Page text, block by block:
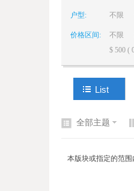
户型: 不限
价格区间: 不限
$ 500 (
List
全部主题
本版块或指定的范围